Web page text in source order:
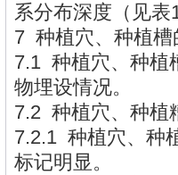
系分布深度（见表
7 种植穴、种植槽
7.1 种植穴、种植
物埋设情况。
7.2 种植穴、种植
7.2.1 种植穴、种
标记明显。